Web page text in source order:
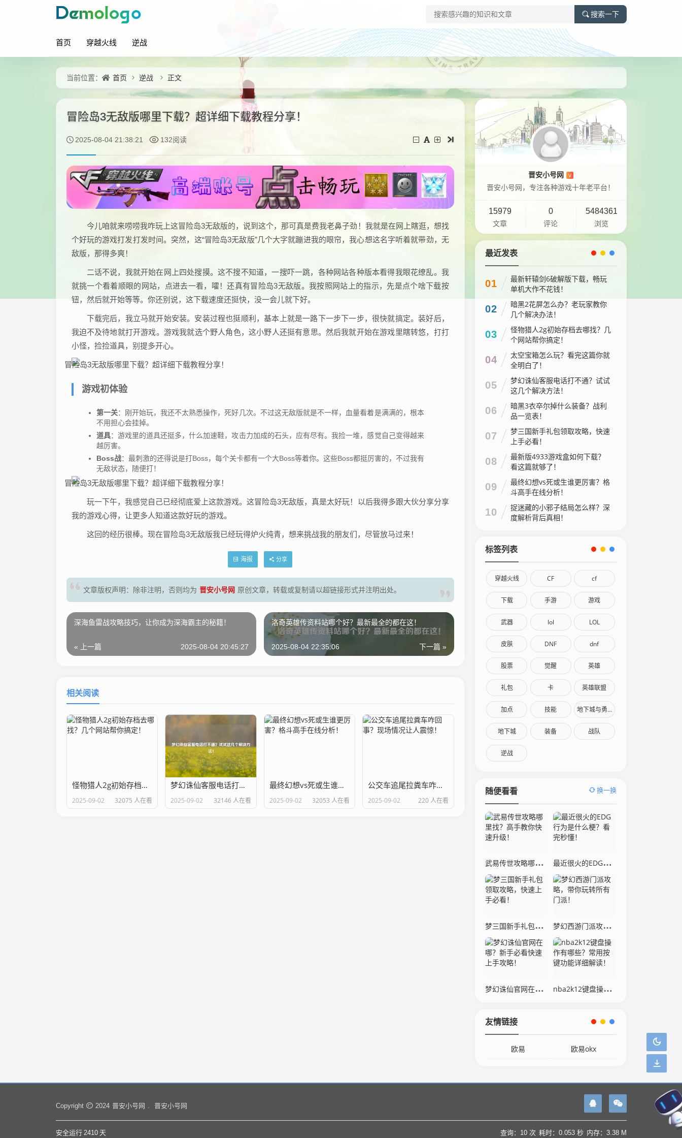
搜索一下
首页 穿越火线 逆战
当前位置： 首页 逆战 正文
冒险岛3无敌版哪里下载？超详细下载教程分享！
2025-08-04 21:38:21 132阅读
今儿咱就来唠唠我咋玩上这冒险岛3无敌版的，说到这个，那可真是费我老鼻子劲！我就是在网上瞎逛，想找
个好玩的游戏打发打发时间。突然，这“冒险岛3无敌版”几个大字就蹦进我的眼帘，我心想这名字听着就带劲，无
敌版，那得多爽！
二话不说，我就开始在网上四处搜摸。这不搜不知道，一搜吓一跳，各种网站各种版本看得我眼花缭乱。我
就挑一个看着顺眼的网站，点进去一看，嚯！还真有冒险岛3无敌版。我按照网站上的指示，先是点个啥下载按
钮，然后就开始等等。你还别说，这下载速度还挺快，没一会儿就下好。
下载完后，我立马就开始安装。安装过程也挺顺利，基本上就是一路下一步下一步，很快就搞定。装好后，
我迫不及待地就打开游戏。游戏我就选个野人角色，这小野人还挺有意思。然后我就开始在游戏里瞎转悠，打打
小怪，捡捡道具，别提多开心。
游戏初体验
第一关：刚开始玩，我还不太熟悉操作，死好几次。不过这无敌版就是不一样，血量看着是满满的，根本
不用担心会挂掉。
道具：游戏里的道具还挺多，什么加速鞋，攻击力加成的石头，应有尽有。我捡一堆，感觉自己变得越来
越厉害。
Boss战：最刺激的还得说是打Boss，每个关卡都有一个大Boss等着你。这些Boss都挺厉害的，不过我有
无敌状态，随便打！
玩一下午，我感觉自己已经彻底爱上这款游戏。这冒险岛3无敌版，真是太好玩！以后我得多跟大伙分享分享
我的游戏心得，让更多人知道这款好玩的游戏。
这回的经历很棒。现在冒险岛3无敌版我已经玩得炉火纯青，想来挑战我的朋友们，尽管放马过来！
海报 分享
文章版权声明：除非注明，否则均为 晋安小号网 原创文章，转载或复制请以超链接形式并注明出处。
深海鱼雷战攻略技巧，让你成为深海霸主的秘籍！
« 上一篇 2025-08-04 20:45:27
洛奇英雄传资料站哪个好？最新最全的都在这！
下一篇 »
2025-08-04 22:35:06
相关阅读
怪物猎人2g初始存档去哪找？几个网站帮你搞定！
2025-09-02 32075 人在看
梦幻诛仙客服电话打不通？试试这几个解决方法！
2025-09-02 32146 人在看
最终幻想vs死或生谁更厉害？格斗高手在线分析！
2025-09-02 32053 人在看
公交车追尾拉粪车咋回事？现场情况让人震惊！
2025-09-02 220 人在看
晋安小号网 V
晋安小号网，专注各种游戏十年老平台！
15979
文章
0
评论
5484361
浏览
最近发表
01
最新轩辕剑6破解版下载，畅玩
单机大作不花钱！
02
暗黑2花屏怎么办？老玩家教你
几个解决办法！
03
怪物猎人2g初始存档去哪找？几
个网站帮你搞定！
04
太空宝箱怎么玩？看完这篇你就
全明白了！
05
梦幻诛仙客服电话打不通？试试
这几个解决方法！
06
暗黑3衣卒尔掉什么装备？战利
品一览表！
07
梦三国新手礼包领取攻略，快速
上手必看！
08
最新版4933游戏盒如何下载？
看这篇就够了！
09
最终幻想vs死或生谁更厉害？格
斗高手在线分析！
10
捉迷藏的小邪子结局怎么样？深
度解析背后真相！
标签列表
穿越火线 CF cf
下载 手游 游戏
武器 lol LOL
皮肤 DNF dnf
股票 觉醒 英雄
礼包 卡 英雄联盟
加点 技能 地下城与勇士
地下城 装备 战队
逆战
随便看看 换一换
武易传世攻略哪里找？高手教你快速升级！ 最近很火的EDG行为是什么梗？看完秒懂！
梦三国新手礼包领取攻略，快速上手必看！ 梦幻西游门派攻略，带你玩转所有门派！
梦幻诛仙官网在哪？新手必看快速上手攻略！ nba2k12键盘操作有哪些？常用按键功能详细解读！
友情链接
欧易 欧易okx
Copyright 2024 晋安小号网 晋安小号网
安全运行 2410 天 查询：10 次 耗时：0.053 秒 内存：3.38 M